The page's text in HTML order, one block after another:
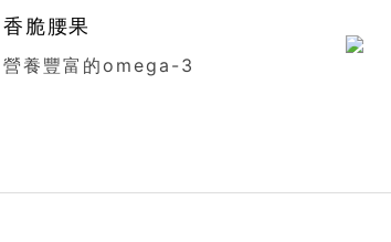
香脆腰果
營養豐富的omega-3